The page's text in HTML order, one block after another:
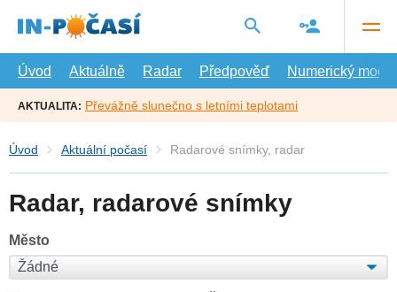
hlavní
Úvod
Aktuálně Radar Předpověď Numerický model
AKTUALITA: Převážně slunečno s letními teplotami
Úvod Aktuální počasí Radarové snímky, radar
Radar, radarové snímky
Město